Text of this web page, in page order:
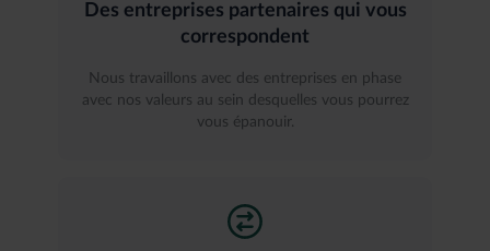
Des entreprises partenaires qui vous
correspondent
Nous travaillons avec des entreprises en phase
avec nos valeurs au sein desquelles vous pourrez
vous épanouir.